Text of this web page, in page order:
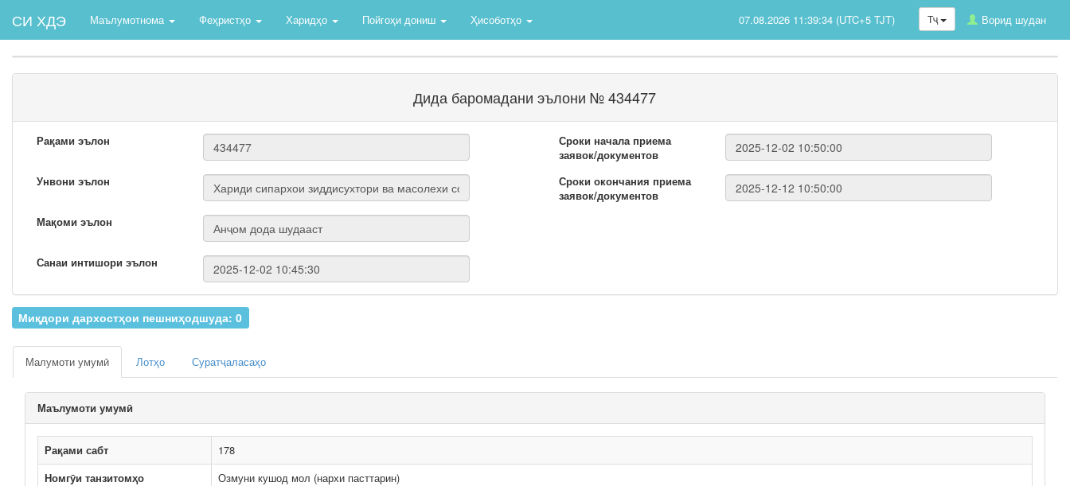
СИ ХДЭ Маълумотнома Феҳристҳо Харидҳо Пойгоҳи дониш Ҳисоботҳо Тҷ Ворид шудан
07.08.2026 11:39:34 (UTC+5 TJT)
Дида баромадани эълони № 434477
Рақами эълон
Унвони эълон
Мақоми эълон
Санаи интишори эълон
Сроки начала приема
заявок/документов
Сроки окончания приема
заявок/документов
Миқдори дархостҳои пешниҳодшуда: 0
Малумоти умумӣ Лотҳо Суратҷаласаҳо
Маълумоти умумӣ
Рақами сабт
178
Номгӯи танзитомҳо
Озмуни кушод мол (нархи пасттарин)